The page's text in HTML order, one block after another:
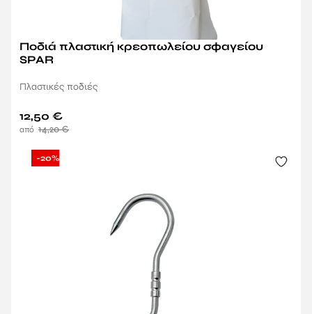
Ποδιά πλαστική κρεοπωλείου σφαγείου
SPAR
Πλαστικές ποδιές
14,20€
12,50 €
-20%